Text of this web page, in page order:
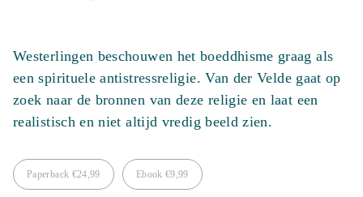
Westerlingen beschouwen het boeddhisme graag als
een spirituele antistressreligie. Van der Velde gaat op
zoek naar de bronnen van deze religie en laat een
realistisch en niet altijd vredig beeld zien.
Paperback €24,99 Ebook €9,99